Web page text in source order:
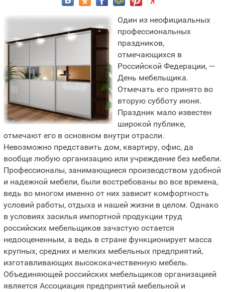
Один из неофициальных
профессиональных
праздников,
отмечающихся в
Российской Федерации, —
День мебельщика.
Отмечать его принято во
вторую субботу июня.
Праздник мало известен
широкой публике,
отмечают его в основном внутри отрасли.
Невозможно представить дом, квартиру, офис, да
вообще любую организацию или учреждение без мебели.
Профессионалы, занимающиеся производством удобной
и надежной мебели, были востребованы во все времена,
ведь во многом именно от них зависит комфортность
условий работы, отдыха и нашей жизни в целом. Однако
в условиях засилья импортной продукции труд
российских мебельщиков зачастую остается
недооцененным, а ведь в стране функционирует масса
крупных, средних и мелких мебельных предприятий,
изготавливающих высококачественную мебель.
Объединяющей российских мебельщиков организацией
является Ассоциация предприятий мебельной и